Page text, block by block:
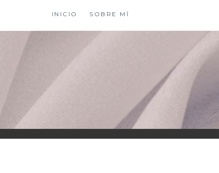
contenido
INICIO SOBRE MÍ
XIOMY LAMADRID